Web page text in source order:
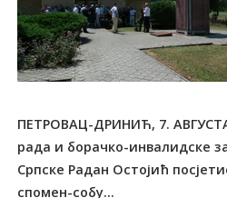
ПЕТРОВАЦ-ДРИНИЋ, 7.
рада и борачко-инвалидске
Српске Радан Остојић
спомен-собу...